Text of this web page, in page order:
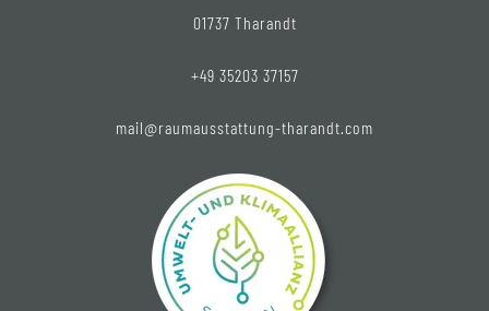
01737 Tharandt
+49 35203 37157
mail@raumausstattung-tharandt.com